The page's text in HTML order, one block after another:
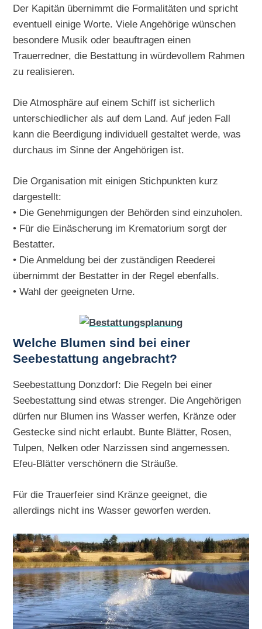
Der Kapitän übernimmt die Formalitäten und spricht
eventuell einige Worte. Viele Angehörige wünschen
besondere Musik oder beauftragen einen
Trauerredner, die Bestattung in würdevollem Rahmen
zu realisieren.
Die Atmosphäre auf einem Schiff ist sicherlich
unterschiedlicher als auf dem Land. Auf jeden Fall
kann die Beerdigung individuell gestaltet werde, was
durchaus im Sinne der Angehörigen ist.
Die Organisation mit einigen Stichpunkten kurz
dargestellt:
• Die Genehmigungen der Behörden sind einzuholen.
• Für die Einäscherung im Krematorium sorgt der
Bestatter.
• Die Anmeldung bei der zuständigen Reederei
übernimmt der Bestatter in der Regel ebenfalls.
• Wahl der geeigneten Urne.
Welche Blumen sind bei einer
Seebestattung angebracht?
Seebestattung Donzdorf: Die Regeln bei einer
Seebestattung sind etwas strenger. Die Angehörigen
dürfen nur Blumen ins Wasser werfen, Kränze oder
Gestecke sind nicht erlaubt. Bunte Blätter, Rosen,
Tulpen, Nelken oder Narzissen sind angemessen.
Efeu-Blätter verschönern die Sträuße.
Für die Trauerfeier sind Kränze geeignet, die
allerdings nicht ins Wasser geworfen werden.